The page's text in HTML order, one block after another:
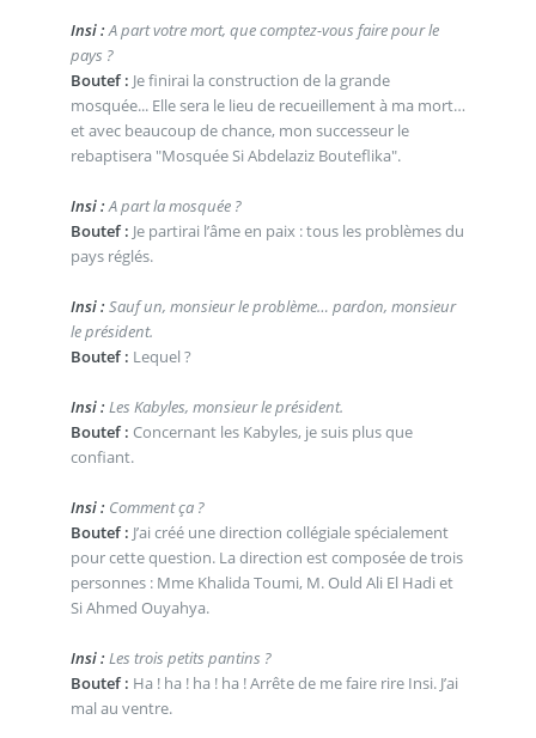
Insi :A part votre mort, que comptez-vous faire pour le
pays ?
Boutef : Je finirai la construction de la grande
mosquée... Elle sera le lieu de recueillement à ma mort…
et avec beaucoup de chance, mon successeur le
rebaptisera "Mosquée Si Abdelaziz Bouteflika".
Insi :A part la mosquée ?
Boutef : Je partirai l’âme en paix : tous les problèmes du
pays réglés.
Insi : Sauf un, monsieur le problème… pardon, monsieur
le président.
Boutef : Lequel ?
Insi : Les Kabyles, monsieur le président.
Boutef : Concernant les Kabyles, je suis plus que
confiant.
Insi : Comment ça ?
Boutef : J’ai créé une direction collégiale spécialement
pour cette question. La direction est composée de trois
personnes : Mme Khalida Toumi, M. Ould Ali El Hadi et
Si Ahmed Ouyahya.
Insi : Les trois petits pantins ?
Boutef : Ha ! ha ! ha ! ha ! Arrête de me faire rire Insi. J’ai
mal au ventre.